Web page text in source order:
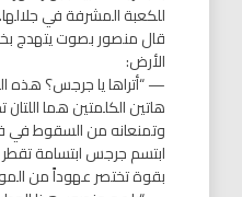
للكعبة المشرفة في جلالها.
​قال منصور بصوت يتهدج
الأرض:
— “أتراها يا جرجس؟ هذه
هاتين الكلمتين هما
وتمنعانه من السقوط في
​ابتسم جرجس ابتسامة
بقوة تختصر عهوداً من